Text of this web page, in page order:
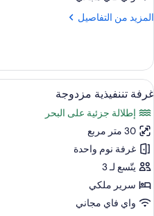
جزئي
للبحر
المزيد من التفاصيل
المزيد
غرفة
ديلوكس
مزدوجة
بمنظر
جزئي
للبحر
استعراض
جميع
صور
غرفة
تننفيذية
مزدوجة
5
غرفة تننفيذية مزدوجة
إطلالة جزئية على البحر
30 متر مربع
غرفة نوم واحدة
يتّسع لـ 3
سرير ملكي
واي فاي مجاني